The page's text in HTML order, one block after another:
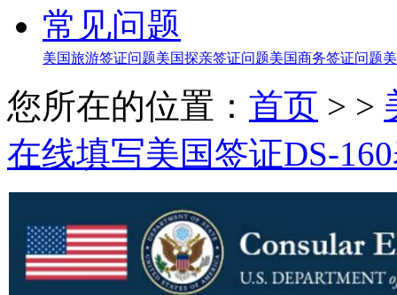
常见问题
美国旅游签证问题美国探亲签证问题美国商务签证问题
您所在的位置： 首页 > >
在线填写美国签证DS-